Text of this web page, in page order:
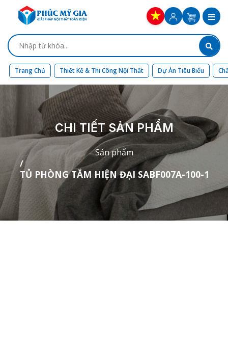
Trang Chủ Thiết Kế & Thi Công Nội Thất Dự Án Tiêu Biểu
CHI TIẾT SẢN PHẨM
Sản phẩm
TỦ PHÒNG TẮM HIỆN ĐẠI SABF007A-100-1